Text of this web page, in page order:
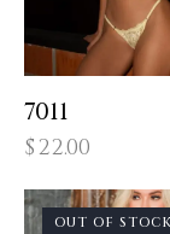
7011
$22.00
OUT OF STOCK